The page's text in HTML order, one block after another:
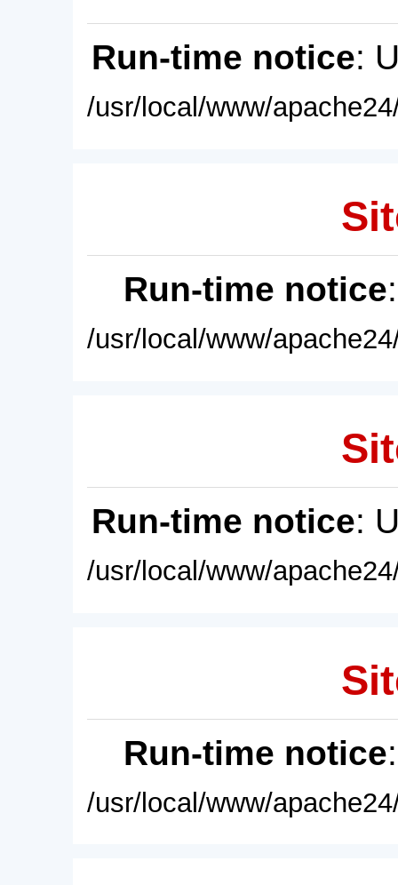
Run-time notice:
/usr/local/www/
Run-time notice
/usr/local/www/
Run-time notice:
/usr/local/www/
Run-time notice
/usr/local/www/